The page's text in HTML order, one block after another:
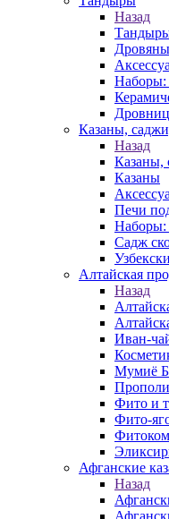
Назад
Наборы:
Казаны,
Назад
Казаны,
Казаны
Печи
Наборы:
Садж
Алтайская
Назад
Иван-
Мумиё
Фито и
Фито-
Афганские
Назад